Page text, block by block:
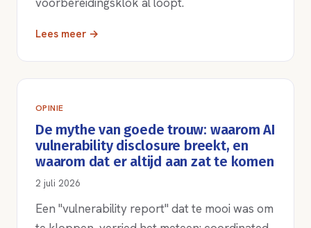
Lees meer →
OPINIE
De mythe van goede trouw: waarom AI
vulnerability disclosure breekt, en
waarom dat er altijd aan zat te komen
2 juli 2026
Een "vulnerability report" dat te mooi was om